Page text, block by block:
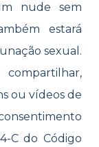
nude sem
estará
sexual.
ou vídeos de
C do Código